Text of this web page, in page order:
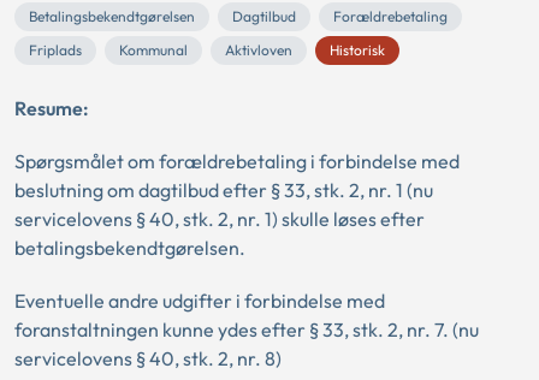
Betalingsbekendtgørelsen Dagtilbud
Forældrebetaling
Friplads
Kommunal Aktivloven Historisk
Resume:
Spørgsmålet om forældrebetaling i forbindelse med
beslutning om dagtilbud efter § 33, stk. 2, nr. 1 (nu
servicelovens § 40, stk. 2, nr. 1) skulle løses efter
betalingsbekendtgørelsen.
Eventuelle andre udgifter i forbindelse med
foranstaltningen kunne ydes efter § 33, stk. 2, nr. 7. (nu
servicelovens § 40, stk. 2, nr. 8)